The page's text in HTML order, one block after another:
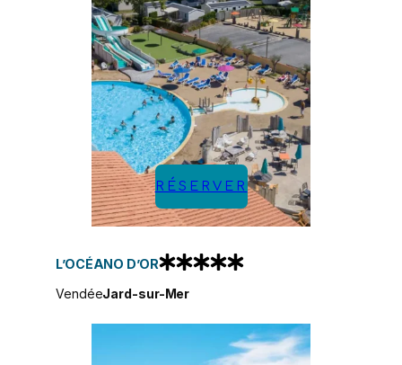
RÉSERVER
L’OCÉANO D’OR
VendéeJard-sur-Mer